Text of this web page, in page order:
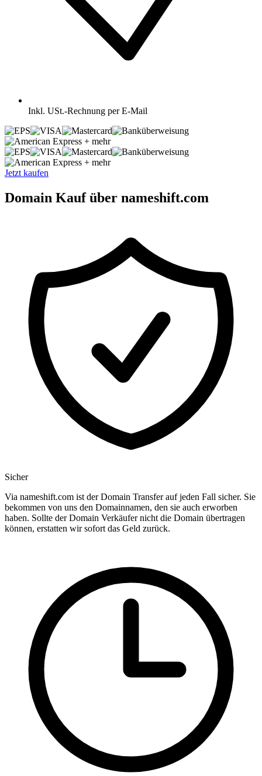
Inkl. USt.-Rechnung per E-Mail
+ mehr
+ mehr
Jetzt kaufen
Domain Kauf über nameshift.com
Sicher
Via nameshift.com ist der Domain Transfer auf jeden Fall sicher. Sie
bekommen von uns den Domainnamen, den sie auch erworben
haben. Sollte der Domain Verkäufer nicht die Domain übertragen
können, erstatten wir sofort das Geld zurück.